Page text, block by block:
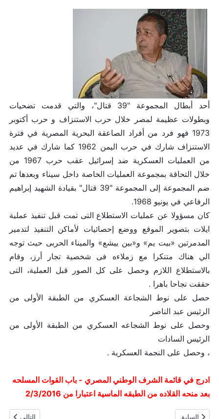
أحد أبطال المجموعة "39 قتال"، والتي قدمت تضحيات
وبطولات عظيمة لمصر خلال حرب الاستنزاف و حرب أكتوبر
1973 فهو فرد من أفراد الصاعقة البحرية المصرية في فترة
الاستنزاف شارك في حرب اليمن 1962 كما شارك في عديد
من العمليات العسكرية ضد إسرائيل عقب حرب 1967 من
خلال التحاقة بمجموعة العمليات الخاصة داخل سيناء وبعدها تم
ضم المجموعة إلى المجموعة "39 قتال" بقيادة الشهيد إبراهيم
الرفاعي في يونيو 1968.
كان مسؤولا عن عمليات الاستطلاع التى تمت قبل تنفيذ عملية
ايلات بتصوير الموقع ووضع إحصائيات لأماكن التنفيذ لتدمير
المدمرتين «بيت يم» و«بين ييشع» والميناء الحربى حيث توجه
الي هناك متنكرا مع زملاءه فى شخصية تجار أرز، وقام
بالاستطلاع اللازم وحصل على كل الصور قبل العملية، التى
حققت نجاحا باهرا .
حصل على نوط الشجاعة العسكري من الطبقة الأولى من
الرئيس عبد الناصر
وحصل على نوط الشجاعه العسكري من الطبقة الأولى من
الرئيس السادات
، وحصل على النجمة العسكرية .
ادرج في قائمة الشرف الوطني المصري - باب القوات المسلحه
بعد منحه القلاده من الطبقه الماسية اعتبارا من 2/3/2016
المقال السابق: العميد / مجدى بشارة قليني
السابق المقال
التالي